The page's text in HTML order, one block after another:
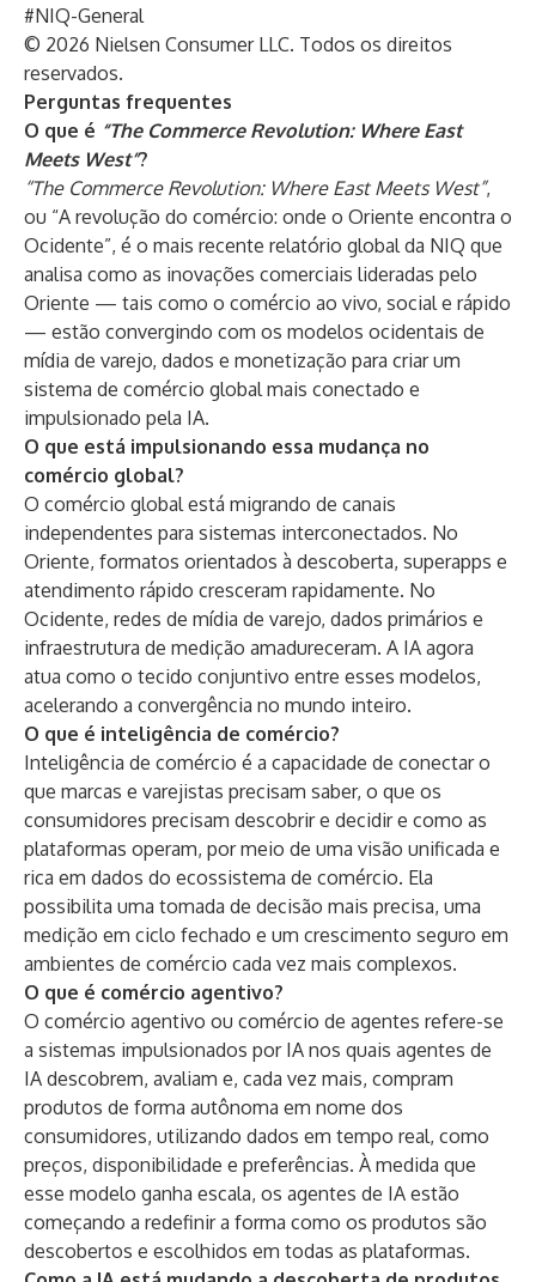
#NIQ-General
© 2026 Nielsen Consumer LLC. Todos os direitos
reservados.
Perguntas frequentes
O que é “The Commerce Revolution: Where East
Meets West”?
“The Commerce Revolution: Where East Meets West”,
ou “A revolução do comércio: onde o Oriente encontra o
Ocidente”, é o mais recente relatório global da NIQ que
analisa como as inovações comerciais lideradas pelo
Oriente — tais como o comércio ao vivo, social e rápido
— estão convergindo com os modelos ocidentais de
mídia de varejo, dados e monetização para criar um
sistema de comércio global mais conectado e
impulsionado pela IA.
O que está impulsionando essa mudança no
comércio global?
O comércio global está migrando de canais
independentes para sistemas interconectados. No
Oriente, formatos orientados à descoberta, superapps e
atendimento rápido cresceram rapidamente. No
Ocidente, redes de mídia de varejo, dados primários e
infraestrutura de medição amadureceram. A IA agora
atua como o tecido conjuntivo entre esses modelos,
acelerando a convergência no mundo inteiro.
O que é inteligência de comércio?
Inteligência de comércio é a capacidade de conectar o
que marcas e varejistas precisam saber, o que os
consumidores precisam descobrir e decidir e como as
plataformas operam, por meio de uma visão unificada e
rica em dados do ecossistema de comércio. Ela
possibilita uma tomada de decisão mais precisa, uma
medição em ciclo fechado e um crescimento seguro em
ambientes de comércio cada vez mais complexos.
O que é comércio agentivo?
O comércio agentivo ou comércio de agentes refere-se
a sistemas impulsionados por IA nos quais agentes de
IA descobrem, avaliam e, cada vez mais, compram
produtos de forma autônoma em nome dos
consumidores, utilizando dados em tempo real, como
preços, disponibilidade e preferências. À medida que
esse modelo ganha escala, os agentes de IA estão
começando a redefinir a forma como os produtos são
descobertos e escolhidos em todas as plataformas.